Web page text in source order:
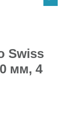
Swiss
мм, 4